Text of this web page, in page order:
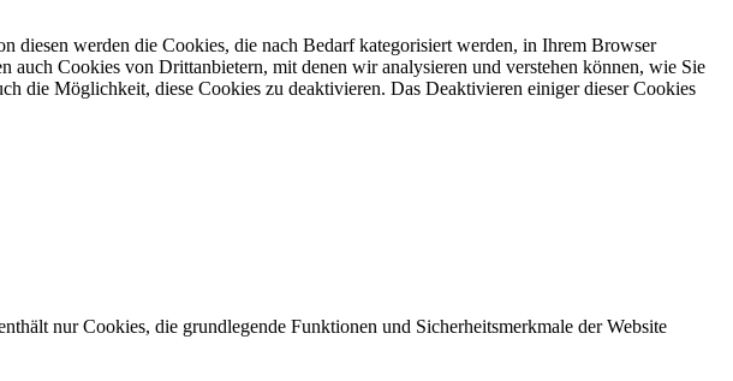
diesen werden die Cookies, die nach Bedarf kategorisiert werden, in Ihrem Browser
auch Cookies von Drittanbietern, mit denen wir analysieren und verstehen können, wie Sie
die Möglichkeit, diese Cookies zu deaktivieren. Das Deaktivieren einiger dieser Cookies
nur Cookies, die grundlegende Funktionen und Sicherheitsmerkmale der Website